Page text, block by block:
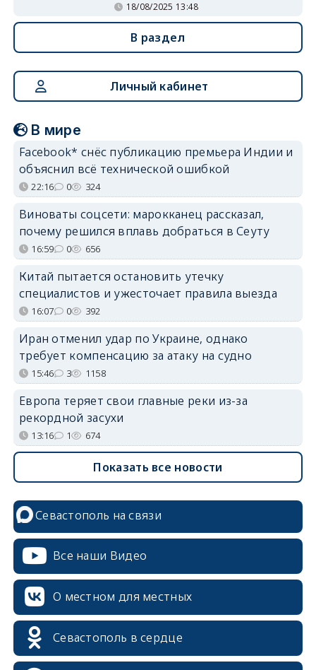
18/08/2025 13:48
В раздел
Личный кабинет
В мире
Facebook* снёс публикацию премьера Индии и
объяснил всё технической ошибкой
22:16 0 324
Виноваты соцсети: марокканец рассказал,
почему решился вплавь добраться в Сеуту
16:59 0 656
Китай пытается остановить утечку
специалистов и ужесточает правила выезда
16:07 0 392
Иран отменил удар по Украине, однако
требует компенсацию за атаку на судно
15:46 3 1158
Европа теряет свои главные реки из-за
рекордной засухи
13:16 1 674
Показать все новости
Севастополь на связи
Все наши Видео
О местном для местных
Севастополь в сердце